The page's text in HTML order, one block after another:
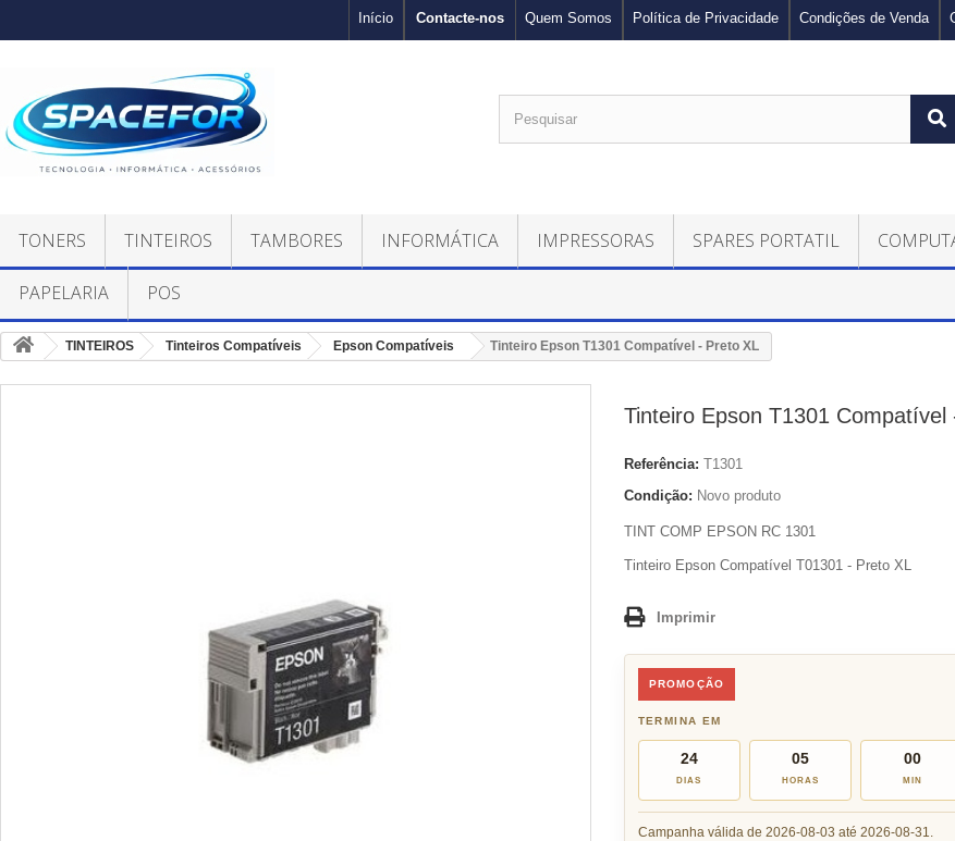
Condições de Venda
Política de Privacidade
Quem Somos
Contacte-nos
Início
TONERS TINTEIROS TAMBORES INFORMÁTICA IMPRESSORAS SPARES PORTATIL
PAPELARIA POS
TINTEIROS Tinteiros Compatíveis Epson Compatíveis Tinteiro Epson T1301 Compatível - Preto XL
Tinteiro Epson T1301 Compatível
Referência: T1301
Condição: Novo produto
TINT COMP EPSON RC 1301
Tinteiro Epson Compatível T01301 - Preto XL
Imprimir
PROMOÇÃO
TERMINA EM
24
DIAS
05
HORAS
00
MIN
Campanha válida de 2026-08-03 até 2026-08-31.